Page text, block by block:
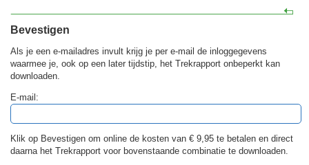
Bevestigen
Als je een e-mailadres invult krijg je per e-mail de inloggegevens
waarmee je, ook op een later tijdstip, het Trekrapport onbeperkt kan
downloaden.
E-mail:
Klik op Bevestigen om online de kosten van € 9,95 te betalen en direct
daarna het Trekrapport voor bovenstaande combinatie te downloaden.